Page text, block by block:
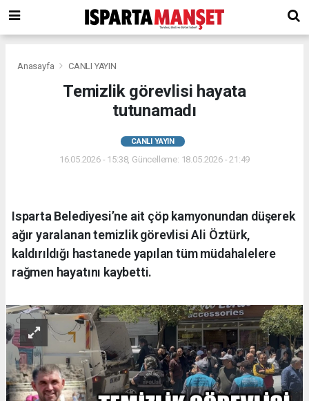
Anasayfa CANLI YAYIN
Temizlik görevlisi hayata
tutunamadı
CANLI YAYIN
16.05.2026 - 15:38, Güncelleme: 18.05.2026 - 21:49
Isparta Belediyesi’ne ait çöp kamyonundan düşerek
ağır yaralanan temizlik görevlisi Ali Öztürk,
kaldırıldığı hastanede yapılan tüm müdahalelere
rağmen hayatını kaybetti.